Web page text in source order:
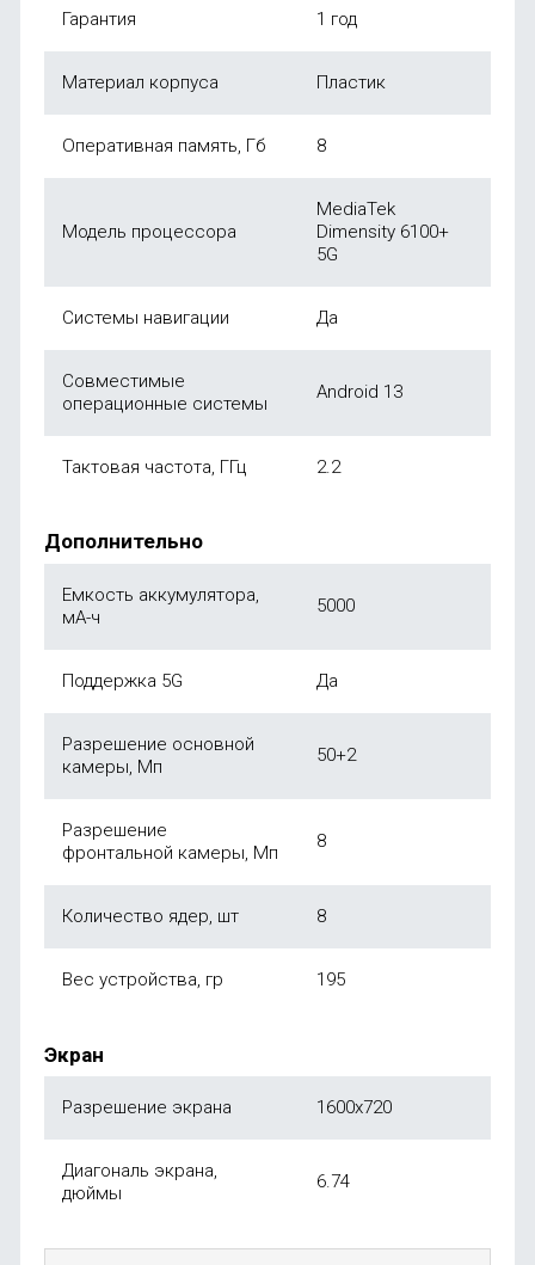
Гарантия 1 год
Материал корпуса Пластик
Оперативная память, Гб 8
Модель процессора
MediaTek
Dimensity 6100+
5G
Системы навигации Да
Совместимые
операционные системы
Android 13
Тактовая частота, ГГц 2.2
Дополнительно
Емкость аккумулятора,
мА-ч
5000
Поддержка 5G Да
Разрешение основной
камеры, Мп
50+2
Разрешение
фронтальной камеры, Мп
8
Количество ядер, шт 8
Вес устройства, гр 195
Экран
Разрешение экрана 1600x720
Диагональ экрана,
дюймы
6.74